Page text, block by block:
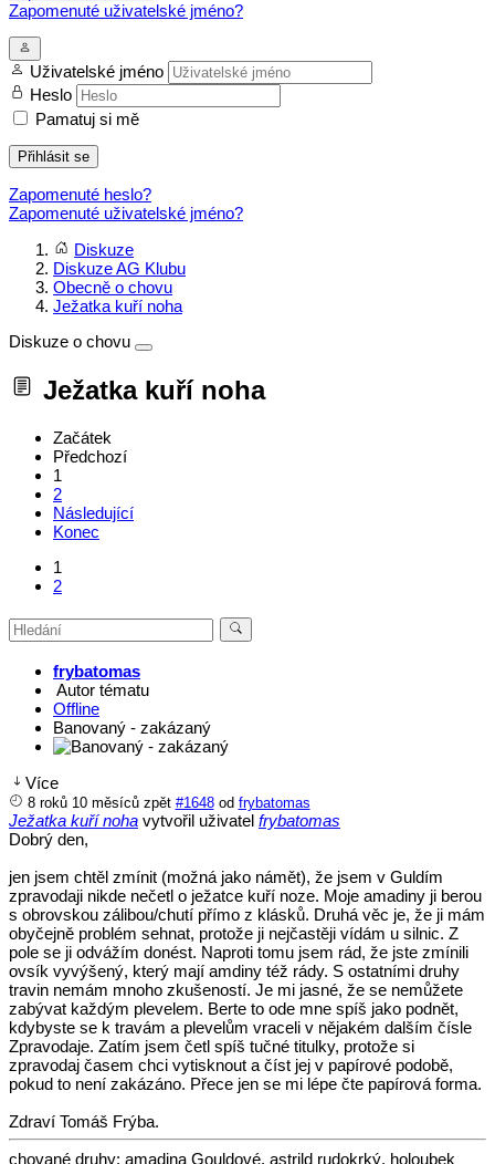
Zapomenuté uživatelské jméno?
Uživatelské jméno
Heslo
Pamatuj si mě
Přihlásit se
Zapomenuté heslo?
Zapomenuté uživatelské jméno?
Diskuze
Diskuze AG Klubu
Obecně o chovu
Ježatka kuří noha
Diskuze o chovu
Ježatka kuří noha
Začátek
Předchozí
1
2
Následující
Konec
1
2
frybatomas
Autor tématu
Offline
Banovaný - zakázaný
Více
8 roků 10 měsíců zpět #1648 od frybatomas
Ježatka kuří noha vytvořil uživatel frybatomas
Dobrý den,
jen jsem chtěl zmínit (možná jako námět), že jsem v Guldím
zpravodaji nikde nečetl o ježatce kuří noze. Moje amadiny ji berou
s obrovskou zálibou/chutí přímo z klásků. Druhá věc je, že ji mám
obyčejně problém sehnat, protože ji nejčastěji vídám u silnic. Z
pole se ji odvážím donést. Naproti tomu jsem rád, že jste zmínili
ovsík vyvýšený, který mají amdiny též rády. S ostatními druhy
travin nemám mnoho zkušeností. Je mi jasné, že se nemůžete
zabývat každým plevelem. Berte to ode mne spíš jako podnět,
kdybyste se k travám a plevelům vraceli v nějakém dalším čísle
Zpravodaje. Zatím jsem četl spíš tučné titulky, protože si
zpravodaj časem chci vytisknout a číst jej v papírové podobě,
pokud to není zakázáno. Přece jen se mi lépe čte papírová forma.
Zdraví Tomáš Frýba.
chované druhy: amadina Gouldové, astrild rudokrký, holoubek